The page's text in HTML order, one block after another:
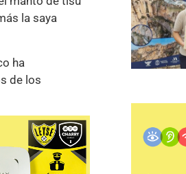
la saya
ha
de los